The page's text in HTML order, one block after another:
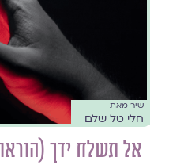
שיר מאת
חלי טל שלם
אל תשלח ידך